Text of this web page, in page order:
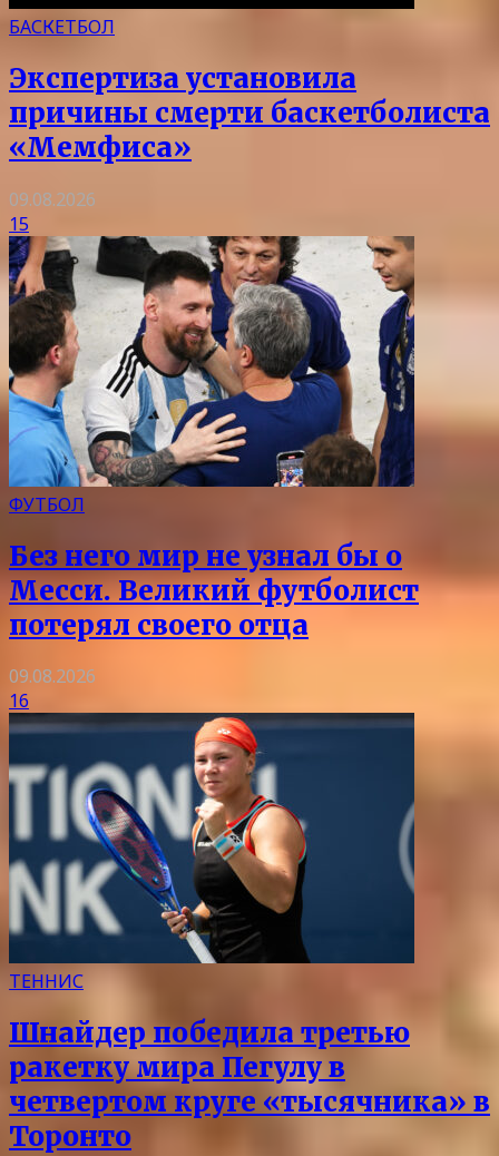
БАСКЕТБОЛ
Экспертиза установила
причины смерти баскетболиста
«Мемфиса»
09.08.2026
15
ФУТБОЛ
Без него мир не узнал бы о
Месси. Великий футболист
потерял своего отца
09.08.2026
16
ТЕННИС
Шнайдер победила третью
ракетку мира Пегулу в
четвертом круге «тысячника» в
Торонто